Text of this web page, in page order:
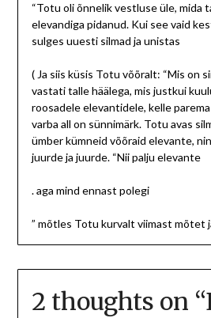
“Totu oli õnnelik vestluse üle, mida
elevandiga pidanud. Kui see vaid
sulges uuesti silmad ja unistas
( Ja siis küsis Totu võõralt: “Mis on
vastati talle häälega, mis justkui
roosadele elevantidele, kelle
varba all on sünnimärk. Totu avas
ümber kümneid võõraid elevante,
juurde ja juurde. “Nii palju elevante
. aga mind ennast polegi
” mõtles Totu kurvalt viimast mõtet
2 thoughts on “